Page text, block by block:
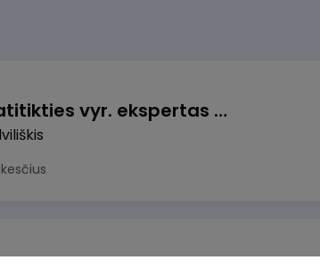
Veiklos užtikrinimo ir atitikties vyr. ekspertas (-ė) (Radviliškis) (Radviliškis, LT)